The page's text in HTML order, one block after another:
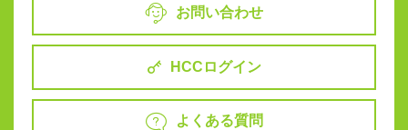
お問い合わせ
HCCログイン
よくある質問